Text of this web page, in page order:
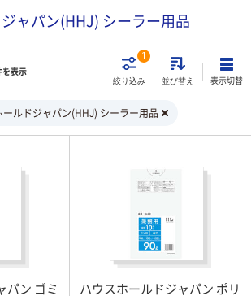
ャパン(HHJ) シーラー用品
を表示
絞り込み
1
並び替え 表示切替
ールドジャパン(HHJ) シーラー用品
パン ゴミ
ハウスホールドジャパン ポリ